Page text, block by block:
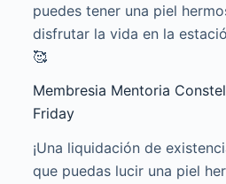
puedes tener una piel
disfrutar la vida en la
🥰
Membresia Mentoria
Friday
¡Una liquidación de
que puedas lucir una piel